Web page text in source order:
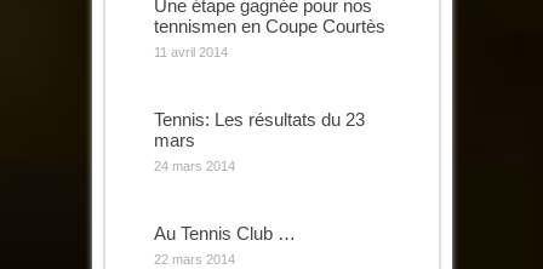
Une étape gagnée pour nos
tennismen en Coupe Courtès
11 avril 2014
Tennis: Les résultats du 23
mars
24 mars 2014
Au Tennis Club …
22 mars 2014